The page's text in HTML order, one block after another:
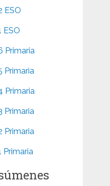
ESO
ESO
Primaria
Primaria
Primaria
Primaria
Primaria
Primaria